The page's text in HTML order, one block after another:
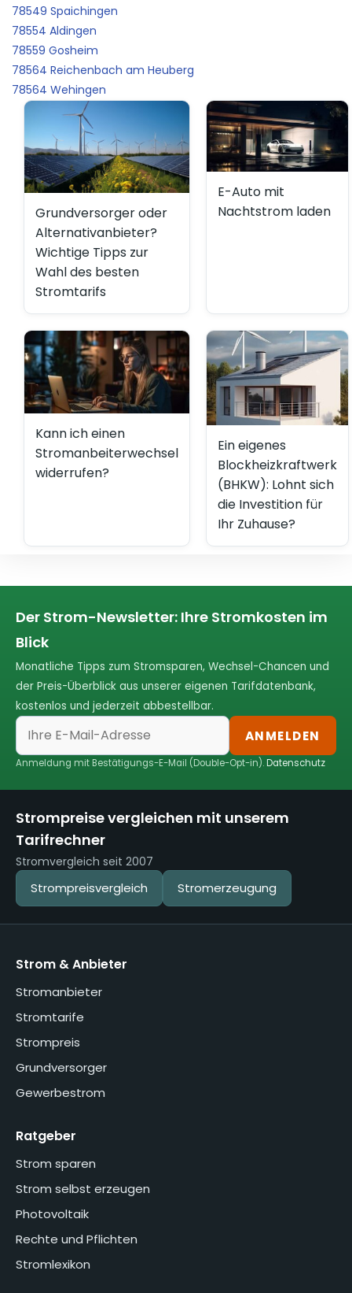
78549 Spaichingen
78554 Aldingen
78559 Gosheim
78564 Reichenbach am Heuberg
78564 Wehingen
Grundversorger oder
Alternativanbieter?
Wichtige Tipps zur
Wahl des besten
Stromtarifs
E-Auto mit
Nachtstrom laden
Kann ich einen
Stromanbeiterwechsel
widerrufen?
Ein eigenes
Blockheizkraftwerk
(BHKW): Lohnt sich
die Investition für
Ihr Zuhause?
Der Strom-Newsletter: Ihre Stromkosten im
Blick
Monatliche Tipps zum Stromsparen, Wechsel-Chancen und
der Preis-Überblick aus unserer eigenen Tarifdatenbank,
kostenlos und jederzeit abbestellbar.
ANMELDEN
Anmeldung mit Bestätigungs-E-Mail (Double-Opt-in).Datenschutz
Strompreise vergleichen mit unserem
Tarifrechner
Stromvergleich seit 2007
Strompreisvergleich Stromerzeugung
Strom & Anbieter
Stromanbieter
Stromtarife
Strompreis
Grundversorger
Gewerbestrom
Ratgeber
Strom sparen
Strom selbst erzeugen
Photovoltaik
Rechte und Pflichten
Stromlexikon